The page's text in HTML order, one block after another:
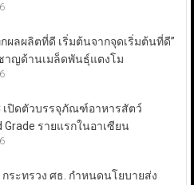
ผลผลิตที่ดี เริ่มต้นจากจุดเริ่มต้นที่ดี”
าญด้านเมล็ดพันธุ์แตงโม
เปิดตัวบรรจุภัณฑ์อาหารสัตว์
Grade รายแรกในอาเซียน
กระทรวง ศธ. กำหนดนโยบายส่ง